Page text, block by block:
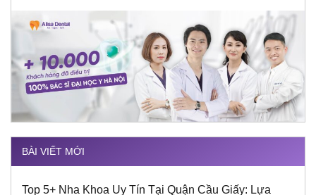
BÀI VIẾT MỚI
Top 5+ Nha Khoa Uy Tín Tại Quận Cầu Giấy: Lựa